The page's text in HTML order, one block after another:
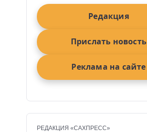
Редакция
Прислать новость
Реклама на сайте
РЕДАКЦИЯ «САХПРЕСС»